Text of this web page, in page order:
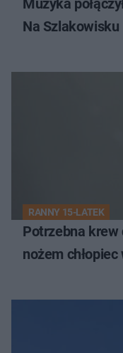
Muzyka
Na Szlakowisku
RANNY 15-LATEK
Potrzebna krew
nożem